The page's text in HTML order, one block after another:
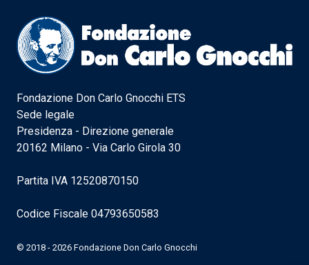
Fondazione Don Carlo Gnocchi ETS
Sede legale
Presidenza - Direzione generale
20162 Milano - Via Carlo Girola 30
Partita IVA 12520870150
Codice Fiscale 04793650583
© 2018 - 2026 Fondazione Don Carlo Gnocchi